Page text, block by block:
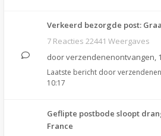
Verkeerd bezorgde post:
7 Reacties 22441 Weergaves
doorverzendenenontvangen,
Laatste bericht door
10:17
Geflipte postbode sloopt
France